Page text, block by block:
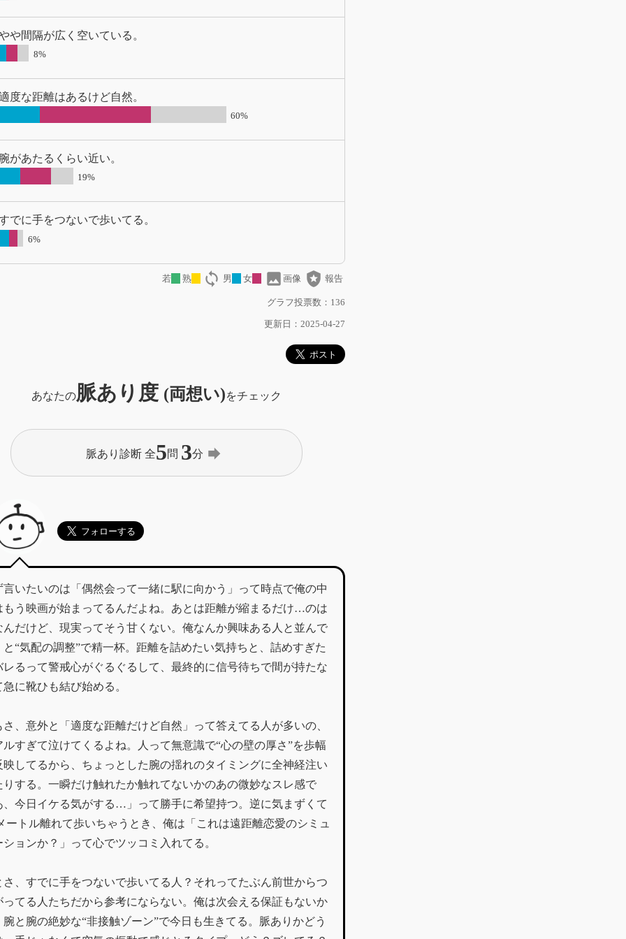
や間隔が広く空いている。
8%
度な距離はあるけど自然。
60%
があたるくらい近い。
19%
でに手をつないで歩いてる。
6%
若 熟 loop 男 女 image画像 local_police 報告
グラフ投票数：136
更新日：2025-04-27
あなたの脈あり度 (両想い)をチェック
脈あり診断 全5問 3分 forward
言いたいのは「偶然会って一緒に駅に向かう」って時点で俺の中
もう映画が始まってるんだよね。あとは距離が縮まるだけ…のは
んだけど、現実ってそう甘くない。俺なんか興味ある人と並んで
と“気配の調整”で精一杯。距離を詰めたい気持ちと、詰めすぎた
レるって警戒心がぐるぐるして、最終的に信号待ちで間が持たな
急に靴ひも結び始める。
さ、意外と「適度な距離だけど自然」って答えてる人が多いの、
ルすぎて泣けてくるよね。人って無意識で“心の壁の厚さ”を歩幅
映してるから、ちょっとした腕の揺れのタイミングに全神経注い
りする。一瞬だけ触れたか触れてないかのあの微妙なスレ感で
、今日イケる気がする…」って勝手に希望持つ。逆に気まずくて
ートル離れて歩いちゃうとき、俺は「これは遠距離恋愛のシミュ
ションか？」って心でツッコミ入れてる。
さ、すでに手をつないで歩いてる人？それってたぶん前世からつ
ってる人たちだから参考にならない。俺は次会える保証もないか
腕と腕の絶妙な“非接触ゾーン”で今日も生きてる。脈ありかどう